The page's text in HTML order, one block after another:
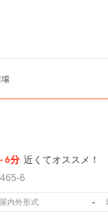
場
6分 近くてオススメ！
6
屋内外形式 -